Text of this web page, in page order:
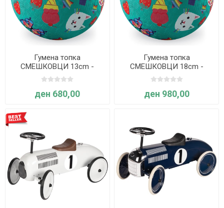
Гумена топка
СМЕШКОВЦИ 13cm -
Crocodile Creek
ден 680,00
Гумена топка
СМЕШКОВЦИ 18cm -
Crocodile Creek
ден 980,00